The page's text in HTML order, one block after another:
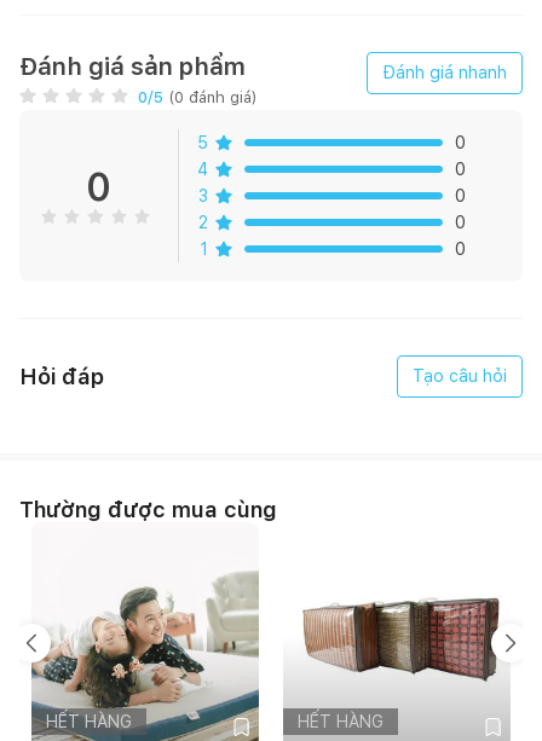
Đánh giá sản phẩm
0/5 (0 đánh giá)
Đánh giá nhanh
0
5
0
4
0
3
0
2
0
1
0
Hỏi đáp Tạo câu hỏi
Thường được mua cùng
HẾT HÀNG HẾT HÀNG